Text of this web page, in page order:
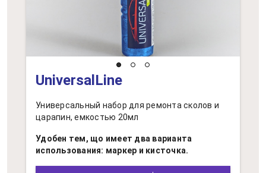
UniversalLine
Универсальный набор для ремонта сколов и
царапин, емкостью 20мл
Удобен тем, що имеет два варианта
использования: маркер и кисточка.